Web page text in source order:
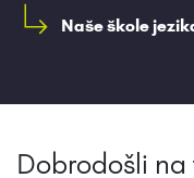
Naše škole
Dobrodošli